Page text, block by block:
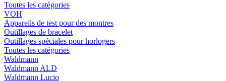
Toutes les catégories
VOH
Appareils de test pour des montres
Outillages de bracelet
Outillages spéciales pour horlogers
Toutes les catégories
Waldmann
Waldmann ALD
Waldmann Lucio